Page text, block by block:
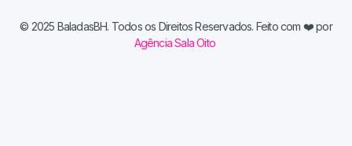
© 2025 BaladasBH. Todos os Direitos Reservados. Feito com ❤️ por
Agência Sala Oito